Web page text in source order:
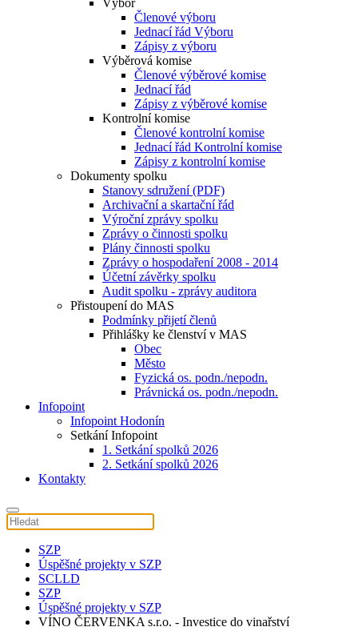
Výbor
Členové výboru
Jednací řád Výboru
Zápisy z výboru
Výběrová komise
Členové výběrové komise
Jednací řád
Zápisy z výběrové komise
Kontrolní komise
Členové kontrolní komise
Jednací řád Kontrolní komise
Zápisy z kontrolní komise
Dokumenty spolku
Stanovy sdružení (PDF)
Archivační a skartační řád
Výroční zprávy spolku
Zprávy o činnosti spolku
Plány činnosti spolku
Zprávy o hospodaření 2008 - 2014
Účetní závěrky spolku
Audit spolku - zprávy auditora
Přistoupení do MAS
Podmínky přijetí členů
Přihlášky ke členství v MAS
Obec
Město
Fyzická os. podn./nepodn.
Právnická os. podn./nepodn.
Infopoint
Infopoint Hodonín
Setkání Infopoint
1. Setkání spolků 2026
2. Setkání spolků 2026
Kontakty
SZP
Úspěšné projekty v SZP
SCLLD
SZP
Úspěšné projekty v SZP
VÍNO ČERVENKA s.r.o. - Investice do vinařství